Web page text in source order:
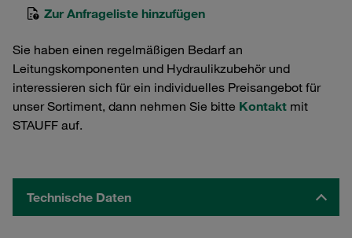
Zur Anfrageliste hinzufügen
Sie haben einen regelmäßigen Bedarf an
Leitungskomponenten und Hydraulikzubehör und
interessieren sich für ein individuelles Preisangebot für
unser Sortiment, dann nehmen Sie bitte Kontakt mit
STAUFF auf.
Technische Daten